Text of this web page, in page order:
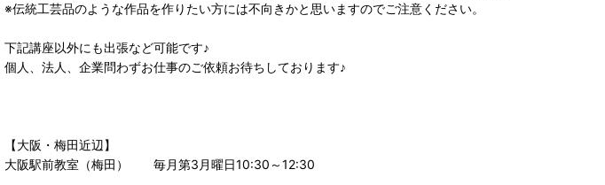
※伝統工芸品のような作品を作りたい方には不向きかと思いますのでご注意ください。
下記講座以外にも出張など可能です♪
個人、法人、企業問わずお仕事のご依頼お待ちしております♪
【大阪・梅田近辺】
大阪駅前教室（梅田）
毎月第3月曜日10:30～12:30